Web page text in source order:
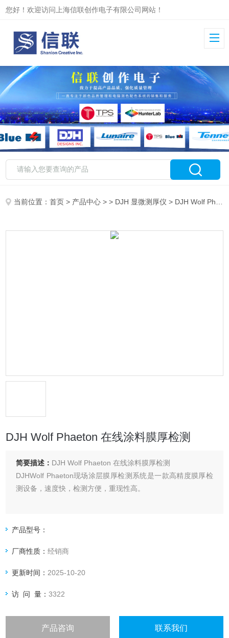
您好！欢迎访问上海信联创作电子有限公司网站！
当前位置：首页 > 产品中心 > > DJH 显微测厚仪 > DJH Wolf Phaeton 在线涂料膜厚检测
DJH Wolf Phaeton 在线涂料膜厚检测
简要描述： DJH Wolf Phaeton 在线涂料膜厚检测
DJHWolf Phaeton现场涂层膜厚检测系统是一款高精度膜厚检
测设备，速度快，检测方便，重现性高。
产品型号：
厂商性质：经销商
更新时间： 2025-10-20
访 问 量：3322
产品咨询 联系我们